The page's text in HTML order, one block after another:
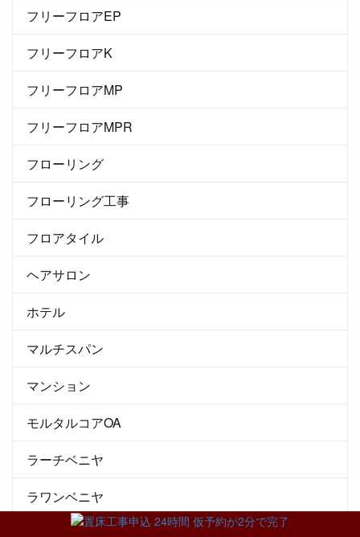
フリーフロアEP
フリーフロアK
フリーフロアMP
フリーフロアMPR
フローリング
フローリング工事
フロアタイル
ヘアサロン
ホテル
マルチスパン
マンション
モルタルコアOA
ラーチベニヤ
ラワンベニヤ
リゾートマンション